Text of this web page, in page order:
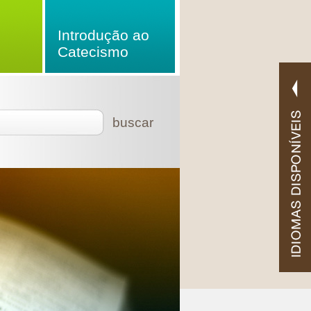
Introdução ao
Catecismo
buscar